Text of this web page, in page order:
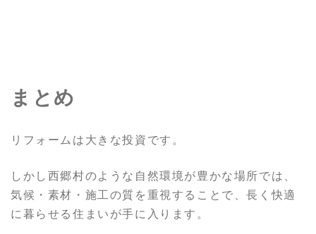
まとめ
リフォームは大きな投資です。
しかし西郷村のような自然環境が豊かな場所では、
気候・素材・施工の質を重視することで、長く快適
に暮らせる住まいが手に入ります。